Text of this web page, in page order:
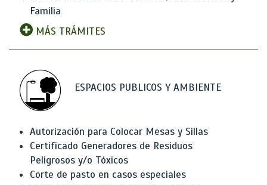
Familia
MÁS TRÁMITES
ESPACIOS PUBLICOS Y AMBIENTE
Autorización para Colocar Mesas y Sillas
Certificado Generadores de Residuos
Peligrosos y/o Tóxicos
Corte de pasto en casos especiales